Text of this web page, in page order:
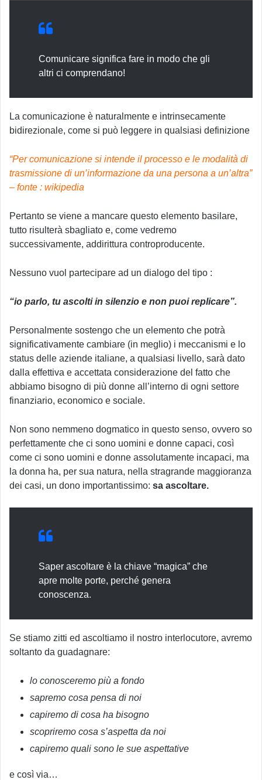
Comunicare significa fare in modo che gli
altri ci comprendano!
La comunicazione è naturalmente e intrinsecamente
bidirezionale, come si può leggere in qualsiasi definizione
“Per comunicazione si intende il processo e le modalità di
trasmissione di un’informazione da una persona a un’altra”
– fonte : wikipedia
Pertanto se viene a mancare questo elemento basilare,
tutto risulterà sbagliato e, come vedremo
successivamente, addirittura controproducente.
Nessuno vuol partecipare ad un dialogo del tipo :
“io parlo, tu ascolti in silenzio e non puoi replicare”.
Personalmente sostengo che un elemento che potrà
significativamente cambiare (in meglio) i meccanismi e lo
status delle aziende italiane, a qualsiasi livello, sarà dato
dalla effettiva e accettata considerazione del fatto che
abbiamo bisogno di più donne all’interno di ogni settore
finanziario, economico e sociale.
Non sono nemmeno dogmatico in questo senso, ovvero so
perfettamente che ci sono uomini e donne capaci, così
come ci sono uomini e donne assolutamente incapaci, ma
la donna ha, per sua natura, nella stragrande maggioranza
dei casi, un dono importantissimo: sa ascoltare.
Saper ascoltare è la chiave “magica” che
apre molte porte, perché genera
conoscenza.
Se stiamo zitti ed ascoltiamo il nostro interlocutore, avremo
soltanto da guadagnare:
lo conosceremo più a fondo
sapremo cosa pensa di noi
capiremo di cosa ha bisogno
scopriremo cosa s’aspetta da noi
capiremo quali sono le sue aspettative
e così via…